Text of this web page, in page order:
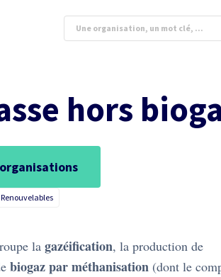
hors
organisations
Renouvelables
la gazéification, la production de
biogaz par méthanisation (dont le